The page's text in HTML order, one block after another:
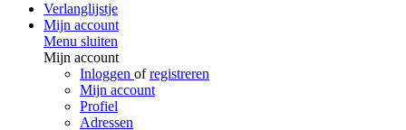
Verlanglijstje
Mijn account
Menu sluiten
Mijn account
Inloggen ofregistreren
Mijn account
Profiel
Adressen